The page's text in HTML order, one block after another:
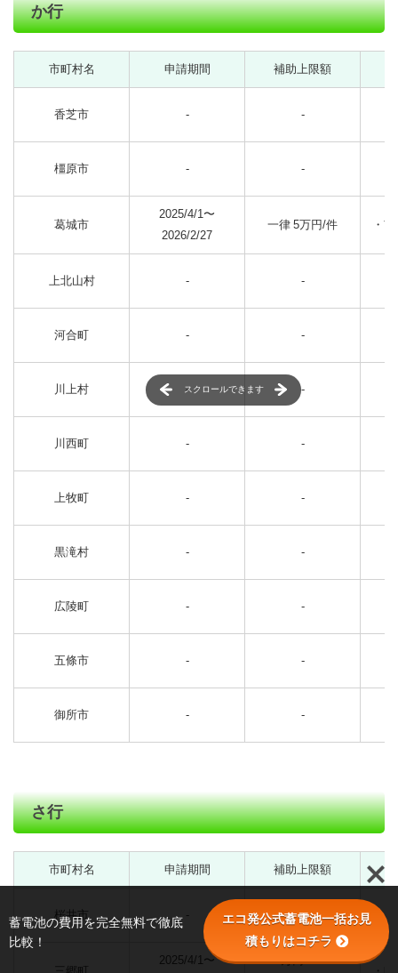
か行
市町村名 申請期間 補助上限額
香芝市 - -
橿原市 - -
葛城市
2025/4/1〜
2026/2/27
一律 5万円/件 ・
上北山村 - -
河合町 - -
川上村 - -
川西町 - -
上牧町 - -
黒滝村 - -
広陵町 - -
五條市 - -
御所市 - -
スクロールできます
さ行
市町村名 申請期間 補助上限額
桜井市 - -
2025/4/1〜
2万円/kWh
蓄電池の費用を完全無料で徹底
比較！
エコ発公式蓄電池一括お見
積もりはコチラ